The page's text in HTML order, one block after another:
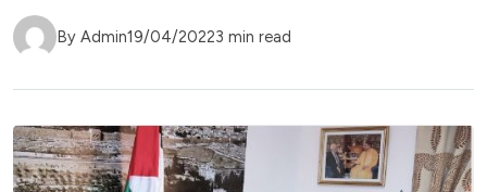
By Admin19/04/20223 min read